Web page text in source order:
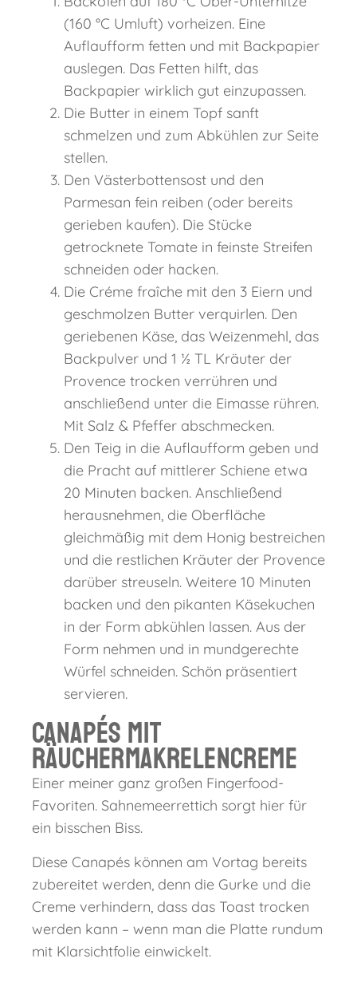
(160 °C Umluft) vorheizen. Eine
Auflaufform fetten und mit Backpapier
auslegen. Das Fetten hilft, das
Backpapier wirklich gut einzupassen.
Die Butter in einem Topf sanft
schmelzen und zum Abkühlen zur Seite
stellen.
Den Västerbottensost und den
Parmesan fein reiben (oder bereits
gerieben kaufen). Die Stücke
getrocknete Tomate in feinste Streifen
schneiden oder hacken.
Die Créme fraîche mit den 3 Eiern und
geschmolzen Butter verquirlen. Den
geriebenen Käse, das Weizenmehl, das
Backpulver und 1 ½ TL Kräuter der
Provence trocken verrühren und
anschließend unter die Eimasse rühren.
Mit Salz & Pfeffer abschmecken.
Den Teig in die Auflaufform geben und
die Pracht auf mittlerer Schiene etwa
20 Minuten backen. Anschließend
herausnehmen, die Oberfläche
gleichmäßig mit dem Honig bestreichen
und die restlichen Kräuter der Provence
darüber streuseln. Weitere 10 Minuten
backen und den pikanten Käsekuchen
in der Form abkühlen lassen. Aus der
Form nehmen und in mundgerechte
Würfel schneiden. Schön präsentiert
servieren.
Canapés mit
Räuchermakrelencreme
Einer meiner ganz großen Fingerfood-
Favoriten. Sahnemeerrettich sorgt hier für
ein bisschen Biss.
Diese Canapés können am Vortag bereits
zubereitet werden, denn die Gurke und die
Creme verhindern, dass das Toast trocken
werden kann – wenn man die Platte rundum
mit Klarsichtfolie einwickelt.